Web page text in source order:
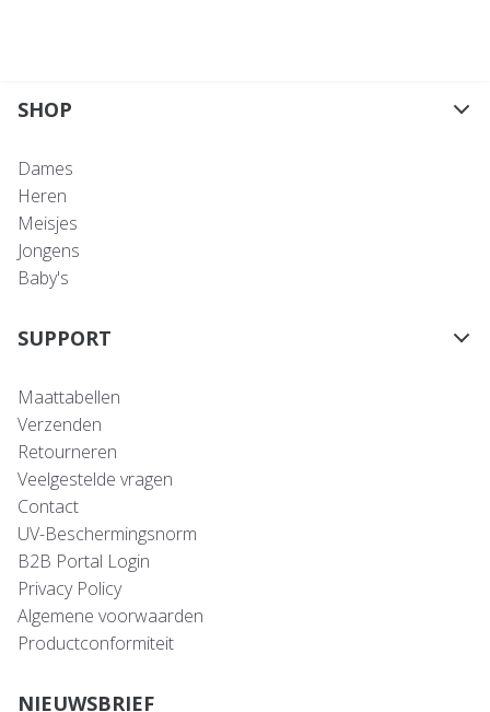
SHOP
Dames
Heren
Meisjes
Jongens
Baby's
SUPPORT
Maattabellen
Verzenden
Retourneren
Veelgestelde vragen
Contact
UV-Beschermingsnorm
B2B Portal Login
Privacy Policy
Algemene voorwaarden
Productconformiteit
NIEUWSBRIEF